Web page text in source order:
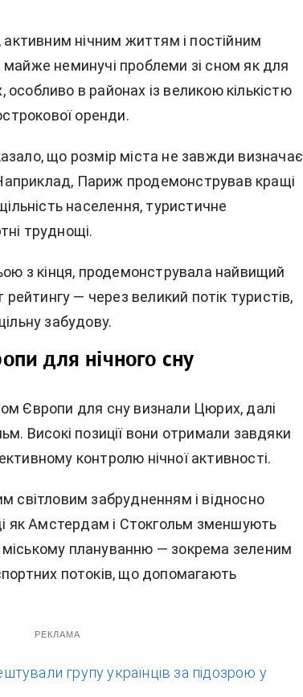
нічним життям і постійним
неминучі проблеми зі сном як для
особливо в районах із великою кількістю
оренди.
що розмір міста не завжди визначає
Наприклад, Париж продемонстрував кращі
населення, туристичне
труднощі.
з кінця, продемонструвала найвищий
рейтингу — через великий потік туристів,
забудову.
для нічного сну
Європи для сну визнали Цюрих, далі
Високі позиції вони отримали завдяки
контролю нічної активності.
світловим забрудненням і відносно
як Амстердам і Стокгольм зменшують
плануванню — зокрема зеленим
потоків, що допомагають
РЕКЛАМА
групу українців за підозрою у